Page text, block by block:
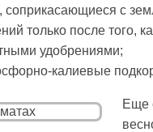
соприкасающиеся с
только после того,
удобрениями;
калиевые
Еще